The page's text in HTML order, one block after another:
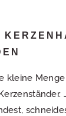
kleine Menge